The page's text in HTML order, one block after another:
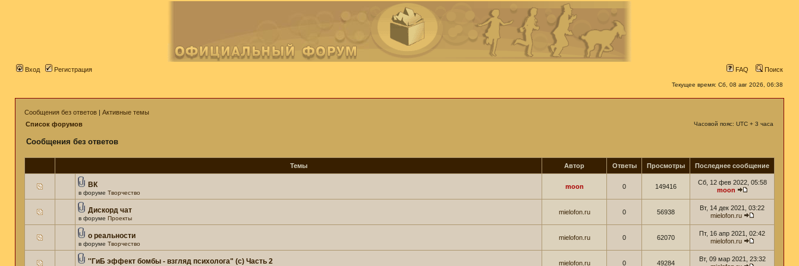
Вход Регистрация FAQ Поиск
Текущее время: Сб, 08 авг 2026, 06:38
Сообщения без ответов | Активные темы
Список форумов
Часовой пояс: UTC + 3 часа
Сообщения без ответов
Темы Автор Ответы Просмотры Последнее сообщение
ВК
в форуме Творчество
moon 0 149416
Сб, 12 фев 2022, 05:58
moon
Дискорд чат
в форуме Проекты
mielofon.ru 0 56938
Вт, 14 дек 2021, 03:22
mielofon.ru
о реальности
в форуме Творчество
mielofon.ru 0 62070
Пт, 16 апр 2021, 02:42
mielofon.ru
''ГиБ эффект бомбы - взгляд психолога" (c) Часть 2 mielofon.ru 0 49284
Вт, 09 мар 2021, 23:32